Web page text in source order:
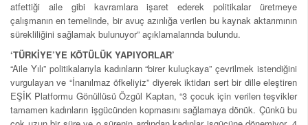
atfettiği aile gibi kavramlara işaret ederek politikalar üretmeye
çalışmanın en temelinde, bir avuç azınlığa verilen bu kaynak aktarımının
sürekliliğini sağlamak bulunuyor” açıklamalarında bulundu.
‘TÜRKİYE’YE KÖTÜLÜK YAPIYORLAR’
“Aile Yılı” politikalarıyla kadınların “birer kuluçkaya” çevrilmek istendiğini
vurgulayan ve “İnanılmaz öfkeliyiz” diyerek iktidarı sert bir dille eleştiren
EŞİK Platformu Gönüllüsü Özgül Kaptan, “3 çocuk için verilen teşvikler
tamamen kadınların işgücünden kopmasını sağlamaya dönük. Çünkü bu